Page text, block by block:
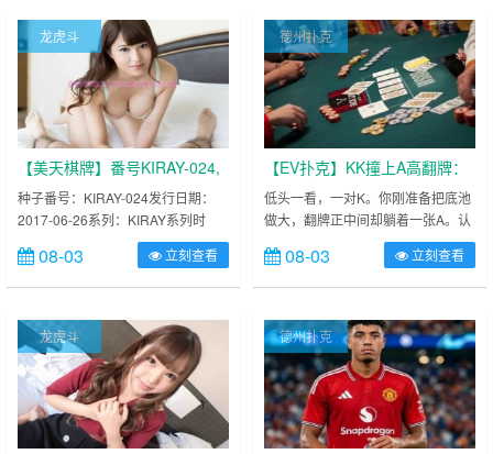
龙虎斗
【美天棋牌】番号KIRAY-024,
少女般的害羞
种子番号：KIRAY-024发行日期：
2017-06-26系列：KIRAY系列时
长：41分钟画质：高清HD.标清资源
作品简介：该作品番号KIRAY-024出
自KIRAY系列作品。少女也女性也可
酱。她显出的性行为也又，少女般的
害羞，大人的女性特有。 ……
08-03 立刻查看
德州扑克
【EV扑克】KK撞上A高翻牌：
别慌，也别硬顶，先做这三步
【EV扑克官网】
低头一看，一对K。你刚准备把底池
做大，翻牌正中间却躺着一张A。认
怂不甘心，硬顶又怕对手真有A。
……08-03 立刻查看
龙虎斗 德州扑克